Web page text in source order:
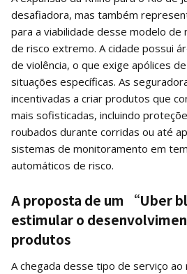
desafiadora, mas também
para a viabilidade desse modelo
de risco extremo. A cidade possui
de violência, o que exige apólices
situações específicas. As
incentivadas a criar produtos que
mais sofisticadas, incluindo
roubados durante corridas ou até
sistemas de monitoramento em
automáticos de risco.
A proposta de um “Uber
estimular o
produtos
A chegada desse tipo de serviço